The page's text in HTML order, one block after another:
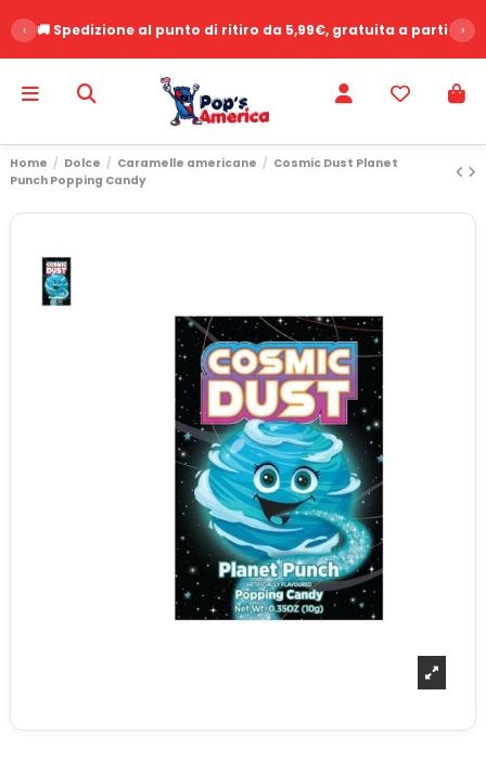
‹ 🚚 Spedizione al punto di ritiro da 5,99€, gratuita a partire›
Home Dolce Caramelle americane
Cosmic Dust Planet
Punch Popping Candy